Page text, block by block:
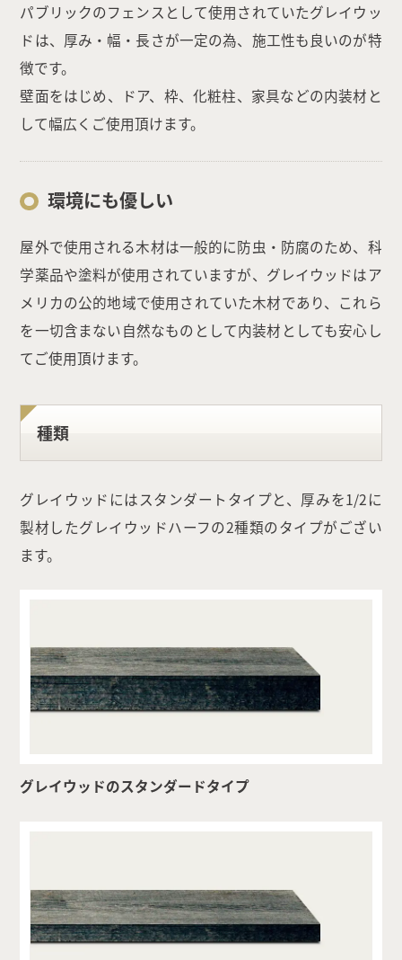
パブリックのフェンスとして使用されていたグレイウッ
ドは、厚み・幅・長さが一定の為、施工性も良いのが特
徴です。
壁面をはじめ、ドア、枠、化粧柱、家具などの内装材と
して幅広くご使用頂けます。
環境にも優しい
屋外で使用される木材は一般的に防虫・防腐のため、科
学薬品や塗料が使用されていますが、グレイウッドはア
メリカの公的地域で使用されていた木材であり、これら
を一切含まない自然なものとして内装材としても安心し
てご使用頂けます。
種類
グレイウッドにはスタンダートタイプと、厚みを1/2に
製材したグレイウッドハーフの2種類のタイプがござい
ます。
グレイウッドのスタンダードタイプ